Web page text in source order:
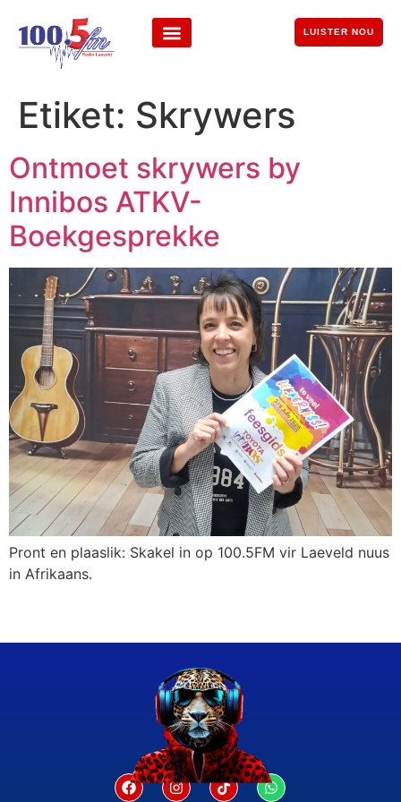
LUISTER NOU
Etiket: Skrywers
Ontmoet skrywers by
Innibos ATKV-
Boekgesprekke
Pront en plaaslik: Skakel in op 100.5FM vir Laeveld nuus
in Afrikaans.